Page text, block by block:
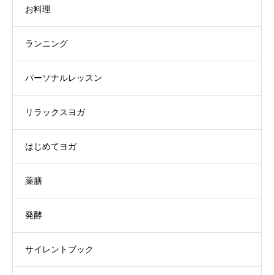
お料理
ランニング
パーソナルレッスン
リラックスヨガ
はじめてヨガ
薬膳
発酵
サイレントブック